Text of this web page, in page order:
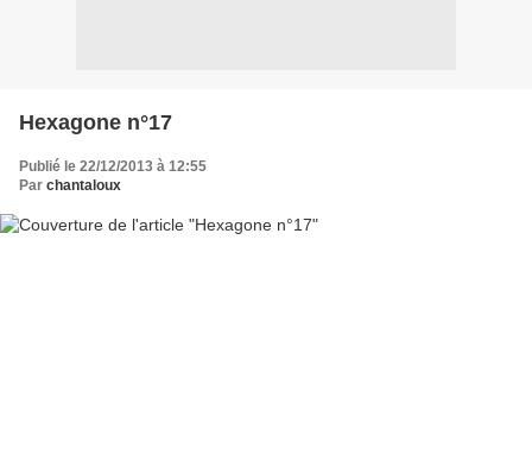
Hexagone n°17
Publié le 22/12/2013 à 12:55
Par chantaloux